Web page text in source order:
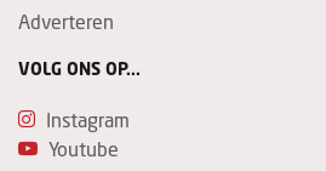
Adverteren
VOLG ONS OP...
Instagram
Youtube